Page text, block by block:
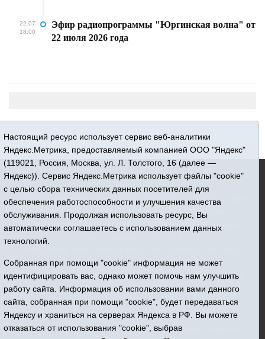
22.07
18:00
Эфир радиопрограммы "Юргинская волна" от
22 июля 2026 года
16+ © 2015-2026 Сетевое издание «Новости Юргинского
Регистрационный номер СМИ ЭЛ № ФС 77 - 66052 выдан
Федеральной службой по надзору в сфере связи,
«Призыв»
Все права защищены © При использовании материалов
ссылка обязательна
Адрес редакции: 627250, Тюменская область, Юргинский
район, с. Юргинское, ул. Центральная, 49
Телефон: 8(34543)2-46-89. Директор - главный редактор
Настоящий ресурс использует сервис веб-аналитики
Яндекс.Метрика, предоставляемый компанией ООО "Яндекс"
(119021, Россия, Москва, ул. Л. Толстого, 16 (далее —
Яндекс)). Сервис Яндекс.Метрика использует файлы "cookie"
с целью сбора технических данных посетителей для
обеспечения работоспособности и улучшения качества
обслуживания. Продолжая использовать ресурс, Вы
автоматически соглашаетесь с использованием данных
технологий.
Собранная при помощи "cookie" информация не может
идентифицировать вас, однако может помочь нам улучшить
работу сайта. Информация об использовании вами данного
сайта, собранная при помощи "cookie", будет передаваться
Яндексу и храниться на серверах Яндекса в РФ. Вы можете
отказаться от использования "cookie", выбрав